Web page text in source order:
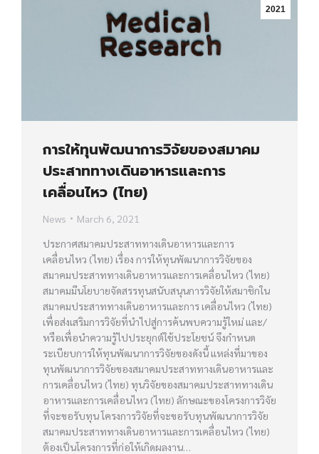
2021
การให้ทุนพัฒนาการวิจัยของสมาคม
ประสาททางเดินอาหารและการ
เคลื่อนไหว (ไทย)
News
March 6, 2021
ประกาศสมาคมประสาททางเดินอาหารและการ
เคลื่อนไหว (ไทย) เรื่อง การให้ทุนพัฒนาการวิจัยของ
สมาคมประสาททางเดินอาหารและการเคลื่อนไหว (ไทย)
สมาคมมีนโยบายจัดสรรทุนสนับสนุนการวิจัยให้สมาชิกใน
สมาคมประสาททางเดินอาหารและการ เคลื่อนไหว (ไทย)
เพื่อส่งเสริมการวิจัยที่นำไปสู่การค้นพบความรู้ใหม่ และ/
หรือเพื่อนำความรู้ไปประยุกต์ใช้ประโยชน์ จึงกำหนด
ระเบียบการให้ทุนพัฒนาการวิจัยของดังนี้ แหล่งที่มาของ
ทุนพัฒนาการวิจัยของสมาคมประสาททางเดินอาหารและ
การเคลื่อนไหว (ไทย) ทุนวิจัยของสมาคมประสาททางเดิน
อาหารและการเคลื่อนไหว (ไทย) ลักษณะของโครงการวิจัย
ที่จะขอรับทุน โครงการวิจัยที่จะขอรับทุนพัฒนาการวิจัย
สมาคมประสาททางเดินอาหารและการเคลื่อนไหว (ไทย)
ต้องเป็นโครงการที่ก่อให้เกิดผลงาน…